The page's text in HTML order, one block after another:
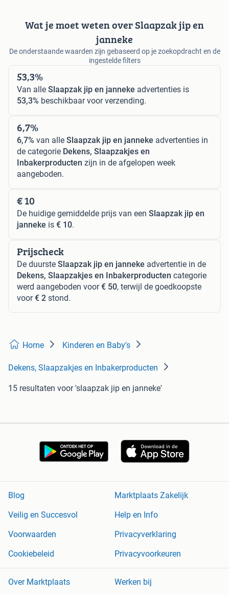
Wat je moet weten over Slaapzak jip en
janneke
De onderstaande waarden zijn gebaseerd op je zoekopdracht en de
ingestelde filters
53,3%
Van alle Slaapzak jip en janneke advertenties is
53,3% beschikbaar voor verzending.
6,7%
6,7% van alle Slaapzak jip en janneke advertenties in
de categorie Dekens, Slaapzakjes en
Inbakerproducten zijn in de afgelopen week
aangeboden.
€ 10
De huidige gemiddelde prijs van een Slaapzak jip en
janneke is € 10.
Prijscheck
De duurste Slaapzak jip en janneke advertentie in de
Dekens, Slaapzakjes en Inbakerproducten categorie
werd aangeboden voor€ 50, terwijl de goedkoopste
voor€ 2 stond.
Home Kinderen en Baby's
Dekens, Slaapzakjes en Inbakerproducten
15 resultaten voor 'slaapzak jip en janneke'
Blog
Marktplaats Zakelijk
Veilig en Succesvol
Help en Info
Voorwaarden
Privacyverklaring
Cookiebeleid
Privacyvoorkeuren
Over Marktplaats Werken bij